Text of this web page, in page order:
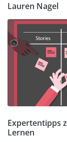
Lauren Nagel
Expertentipps
Lernen